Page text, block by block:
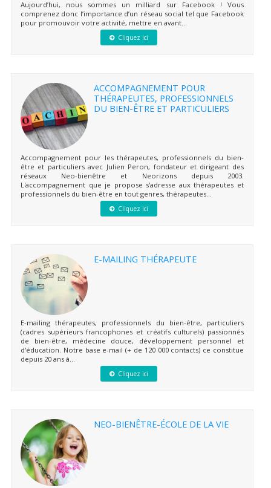
Aujourd’hui, nous sommes un milliard sur Facebook ! Vous
comprenez donc l’importance d’un réseau social tel que Facebook
pour promouvoir votre activité, mettre en avant...
Cliquez ici
ACCOMPAGNEMENT POUR
THÉRAPEUTES, PROFESSIONNELS
DU BIEN-ÊTRE ET PARTICULIERS
Accompagnement pour les thérapeutes, professionnels du bien-
être et particuliers avec Julien Peron, fondateur et dirigeant des
réseaux Neo-bienêtre et Neorizons depuis 2003.
L'accompagnement que je propose s'adresse aux thérapeutes et
professionnels du bien-être en tout genres, thérapeutes...
Cliquez ici
E-MAILING THÉRAPEUTE
E-mailing thérapeutes, professionnels du bien-être, particuliers
(cadres supérieurs francophones et créatifs culturels) passionnés
de bien-être, médecine douce, développement personnel et
d'éducation. Notre base e-mail (+ de 120 000 contacts) ce constitue
depuis 20 ans à...
Cliquez ici
NEO-BIENÊTRE-ÉCOLE DE LA VIE